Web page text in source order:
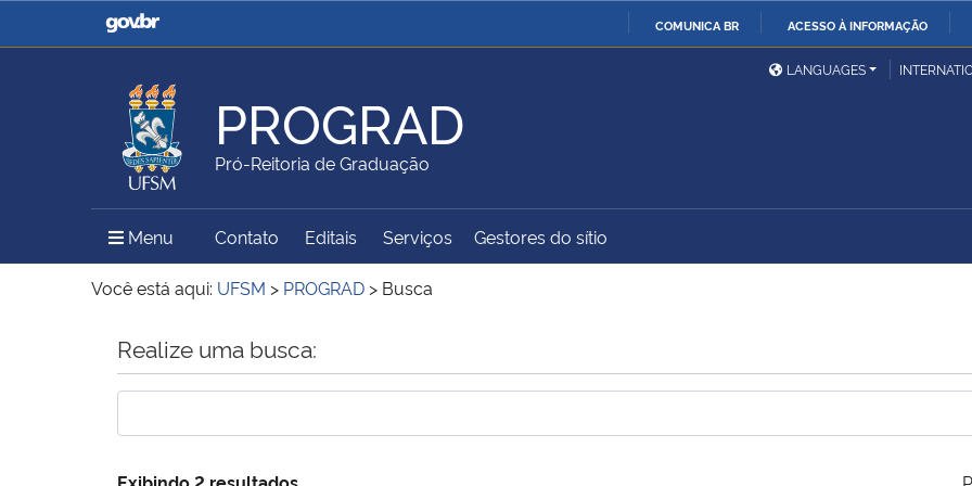
COMUNICA BR ACESSO À INFORMAÇÃO
Casa Civil
Ministério da Justiça e
Ministério da Defesa
Ministério das Relações
Exteriores
Ministério da Agricultura,
Pecuária e Abastecimento
Ministério da Educação
Ministério do Meio Ambiente Ministério do Turismo
Ministério do
LANGUAGES
PROGRAD
Pró-Reitoria de Graduação
Menu Menu Principal do Sítio
Contato Editais Serviços Gestores do sítio
Você está aqui: UFSM > PROGRAD > Busca
Início do conteúdo
Realize uma busca:
Exibindo 2 resultados